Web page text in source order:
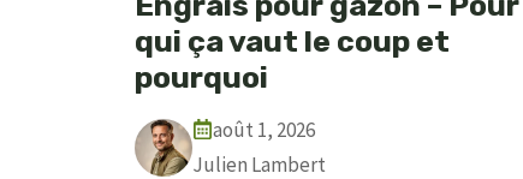
qui ça vaut le coup et
pourquoi
août 1, 2026
Julien Lambert